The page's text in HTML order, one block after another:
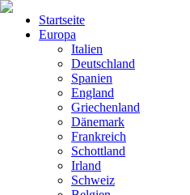
Startseite
Europa
Italien
Deutschland
Spanien
England
Griechenland
Dänemark
Frankreich
Schottland
Irland
Schweiz